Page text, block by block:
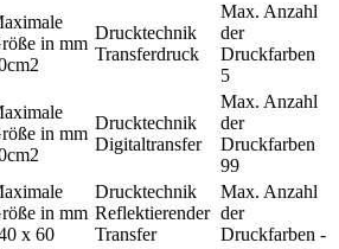
in mm
Drucktechnik
Transferdruck
Max. Anzahl
der
Druckfarben
5
in mm
Drucktechnik
Digitaltransfer
Max. Anzahl
der
Druckfarben
99
in mm
x 60
Drucktechnik
Reflektierender
Transfer
Max. Anzahl
der
Druckfarben -